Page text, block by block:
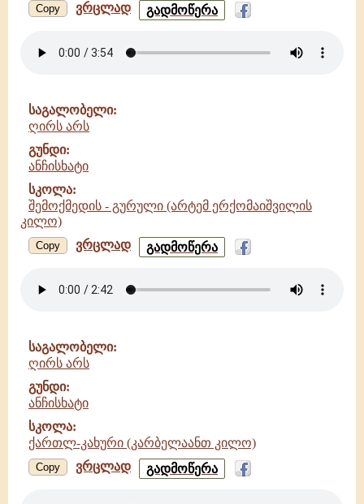
Copy ვრცლად ღირს
არს
ანჩისხატი
გადმოწერა
საგალობელი:
ღირს არს
გუნდი:
ანჩისხატი
სკოლა:
შემოქმედის - გურული (არტემ ერქომაიშვილის
კილო)
Copy ვრცლად ღირს
არს
ანჩისხატი
გადმოწერა
საგალობელი:
ღირს არს
გუნდი:
ანჩისხატი
სკოლა:
ქართლ-კახური (კარბელაანთ კილო)
Copy ვრცლად ღირს
არს
გადმოწერა